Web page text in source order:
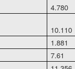
4.780
10.110
1.881
7.61